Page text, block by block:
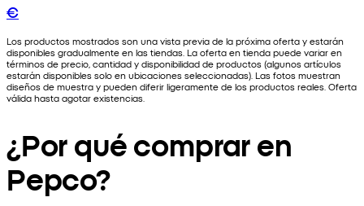
€
Los productos mostrados son una vista previa de la próxima oferta y estarán
disponibles gradualmente en las tiendas. La oferta en tienda puede variar en
términos de precio, cantidad y disponibilidad de productos (algunos artículos
estarán disponibles solo en ubicaciones seleccionadas). Las fotos muestran
diseños de muestra y pueden diferir ligeramente de los productos reales. Oferta
válida hasta agotar existencias.
¿Por qué comprar en
Pepco?